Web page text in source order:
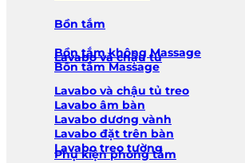
Bồn tắm
Bồn tắm không Massage
Bồn tắm Massage
Lavabo và chậu tủ
Lavabo và chậu tủ treo
Lavabo âm bàn
Lavabo dương vành
Lavabo đặt trên bàn
Lavabo treo tường
Phụ kiện phòng tắm